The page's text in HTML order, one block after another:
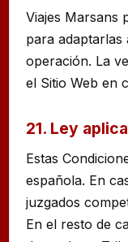
Viajes Marsans
para adaptarlas
operación. La
el Sitio Web en
21. Ley
Estas
española. En
juzgados
En el resto de